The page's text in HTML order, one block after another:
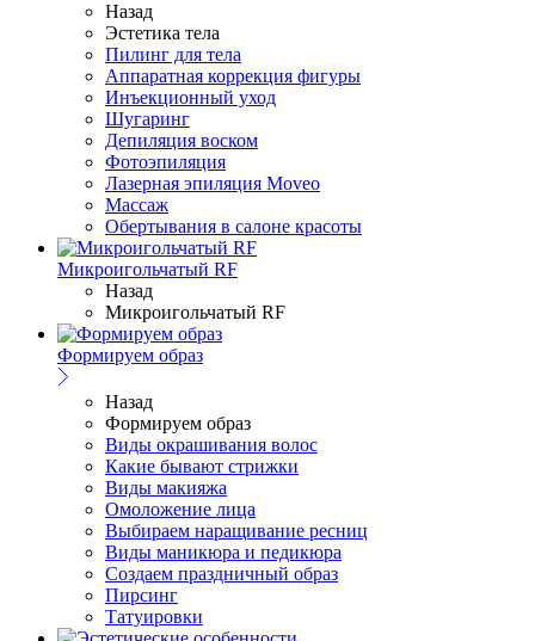
Назад
Эстетика тела
Пилинг для тела
Аппаратная коррекция фигуры
Инъекционный уход
Шугаринг
Депиляция воском
Фотоэпиляция
Лазерная эпиляция Moveo
Массаж
Обертывания в салоне красоты
Микроигольчатый RF
Назад
Микроигольчатый RF
Формируем образ
Назад
Формируем образ
Виды окрашивания волос
Какие бывают стрижки
Виды макияжа
Омоложение лица
Выбираем наращивание ресниц
Виды маникюра и педикюра
Создаем праздничный образ
Пирсинг
Татуировки